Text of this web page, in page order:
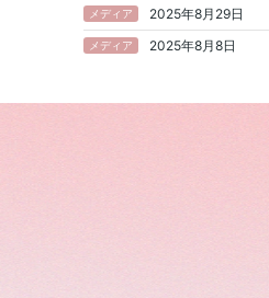
2025年8月29日
2025年8月8日